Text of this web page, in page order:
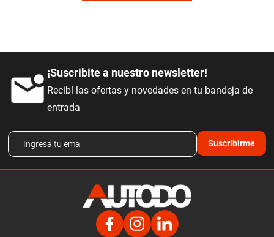
¡Suscribite a nuestro newsletter!
Recibí las ofertas y novedades en tu bandeja de
entrada
Suscribirme